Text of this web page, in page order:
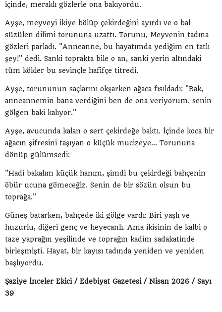
içinde, meraklı gözlerle ona bakıyordu.
Ayşe, meyveyi ikiye bölüp çekirdeğini ayırdı ve o bal
süzülen dilimi torununa uzattı. Torunu, Meyvenin tadına
gözleri parladı. "Anneanne, bu hayatımda yediğim en tatlı
şey!" dedi. Sanki toprakta bile o an, sanki yerin altındaki
tüm kökler bu sevinçle hafifçe titredi.
Ayşe, torununun saçlarını okşarken ağaca fısıldadı: "Bak,
anneannemin bana verdiğini ben de ona veriyorum. senin
gölgen baki kalıyor."
Ayşe, avucunda kalan o sert çekirdeğe baktı. İçinde koca bir
ağacın şifresini taşıyan o küçük mucizeye... Torununa
dönüp gülümsedi:
"Hadi bakalım küçük hanım, şimdi bu çekirdeği bahçenin
öbür ucuna gömeceğiz. Senin de bir sözün olsun bu
toprağa."
Güneş batarken, bahçede iki gölge vardı: Biri yaşlı ve
huzurlu, diğeri genç ve heyecanlı. Ama ikisinin de kalbi o
taze yaprağın yeşilinde ve toprağın kadim sadakatinde
birleşmişti. Hayat, bir kayısı tadında yeniden ve yeniden
başlıyordu.
Şaziye İnceler Ekici / Edebiyat Gazetesi / Nisan 2026 / Sayı
39